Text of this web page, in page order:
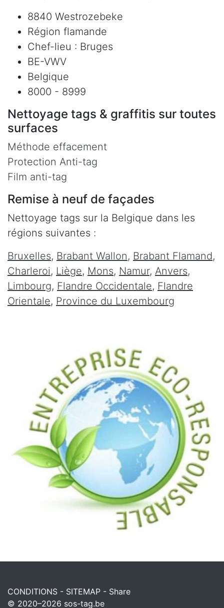
8840 Westrozebeke
Région flamande
Chef-lieu : Bruges
BE-VWV
Belgique
8000 - 8999
Nettoyage tags & graffitis sur toutes
surfaces
Méthode effacement
Protection Anti-tag
Film anti-tag
Remise à neuf de façades
Nettoyage tags sur la Belgique dans les
régions suivantes :
Bruxelles, Brabant Wallon, Brabant Flamand,
Charleroi, Liège, Mons, Namur, Anvers,
Limbourg, Flandre Occidentale, Flandre
Orientale, Province du Luxembourg
CONDITIONS - SITEMAP - Share
© 2020–2026 sos-tag.be